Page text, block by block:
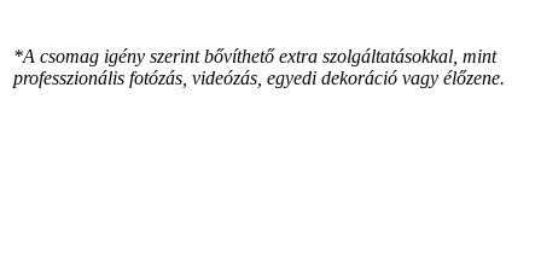
*A csomag igény szerint bővíthető extra szolgáltatásokkal, mint
professzionális fotózás, videózás, egyedi dekoráció vagy élőzene.